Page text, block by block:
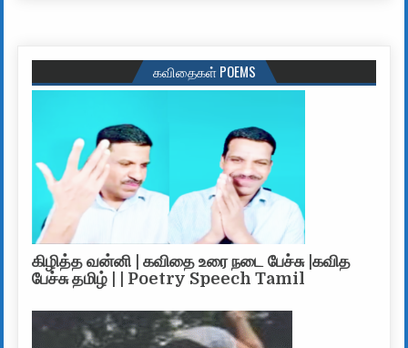
கவிதைகள் POEMS
கிழித்த வன்னி | கவிதை உரை நடை பேச்சு |கவித
பேச்சு தமிழ் | | Poetry Speech Tamil